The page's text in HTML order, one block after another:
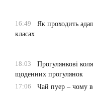
16:49
Як проходить
класах
18:03
Прогулянкові
щоденних прогулянок
17:06
Чай пуер – чому